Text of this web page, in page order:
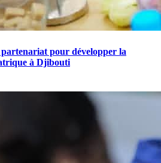
pour développer la
à Djibouti